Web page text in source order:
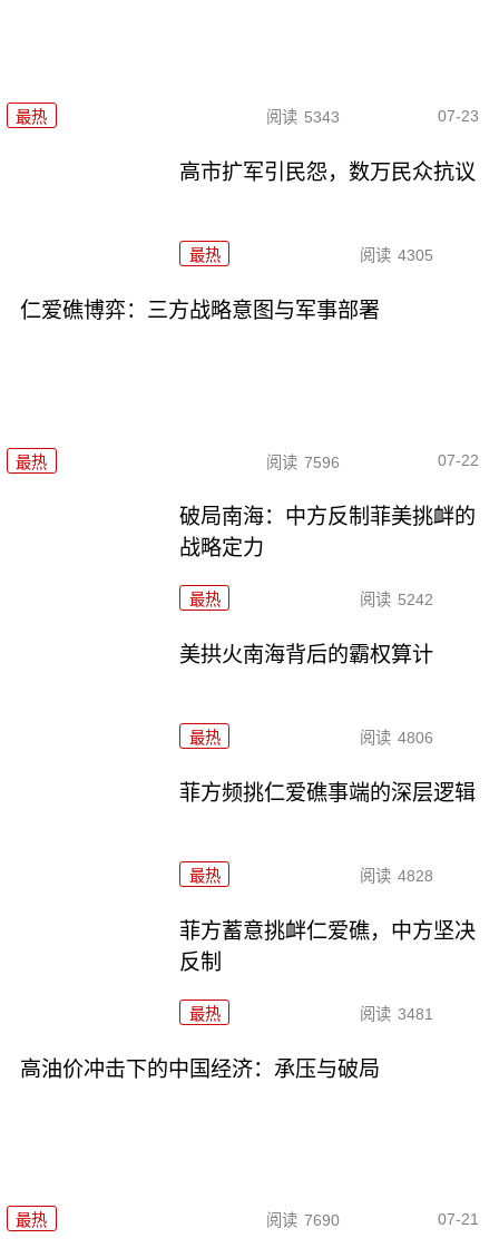
最热 阅读 5343 07-23
高市扩军引民怨，数万民众抗议
最热 阅读 4305
仁爱礁博弈：三方战略意图与军事部署
最热 阅读 7596 07-22
破局南海：中方反制菲美挑衅的
战略定力
最热 阅读 5242
美拱火南海背后的霸权算计
最热 阅读 4806
菲方频挑仁爱礁事端的深层逻辑
最热 阅读 4828
菲方蓄意挑衅仁爱礁，中方坚决
反制
最热 阅读 3481
高油价冲击下的中国经济：承压与破局
最热 阅读 7690 07-21